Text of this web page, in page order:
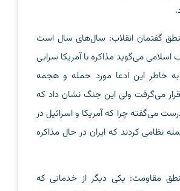
منطق گفتمان انقلاب: سال‌های سال است
اسلامی می‌گوید مذاکره با آمریکا سرابی
خاطر این ادعا مورد حمله و هجمه
می‌گرفت ولی این جنگ نشان داد که
می‌گفته چرا که آمریکا و اسرائیل در
نظامی کردند که ایران در حال مذاکره
منطق مقاومت: یکی دیگر از خدماتی که